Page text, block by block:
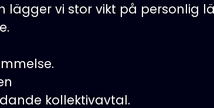
lägger vi stor vikt på personlig
kollektivavtal.